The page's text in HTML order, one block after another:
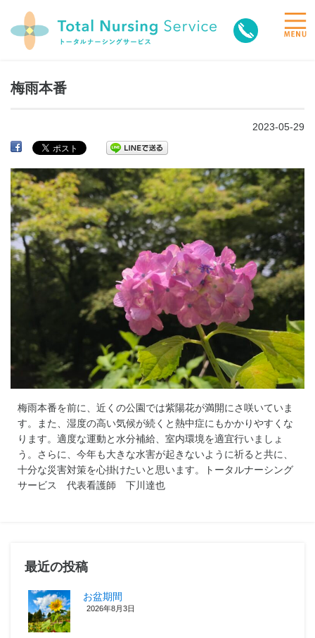
toggle
梅雨本番
2023-05-29
梅雨本番を前に、近くの公園では紫陽花が満開にさ咲いていま
す。また、湿度の高い気候が続くと熱中症にもかかりやすくな
ります。適度な運動と水分補給、室内環境を適宜行いましょ
う。さらに、今年も大きな水害が起きないように祈ると共に、
十分な災害対策を心掛けたいと思います。トータルナーシング
サービス 代表看護師 下川達也
最近の投稿
お盆期間
2026年8月3日